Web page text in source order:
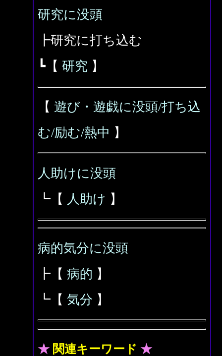
研究に没頭
┣研究に打ち込む
┗【 研究 】
【 遊び・遊戯に没頭/打ち込
む/励む/熱中 】
人助けに没頭
┗【 人助け 】
病的気分に没頭
┣【 病的 】
┗【 気分 】
★ 関連キーワード ★